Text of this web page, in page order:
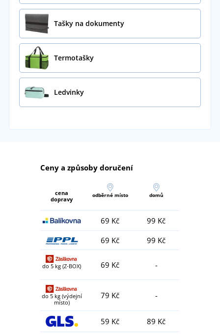
Tašky na dokumenty
Termotašky
Ledvinky
Ceny a způsoby doručení
cena
dopravy
odběrné místo domů
69 Kč
99 Kč
69 Kč
99 Kč
do 5 kg (Z-BOX) 69 Kč -
do 5 kg (výdejní
místo)
79 Kč -
59 Kč 89 Kč